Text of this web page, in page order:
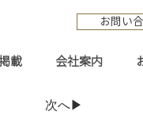
お問い
載 会社案内
次へ▶